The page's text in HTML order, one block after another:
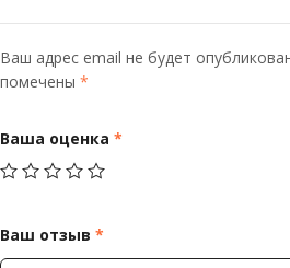
Ваш адрес email не будет
помечены *
Ваша оценка *
Ваш отзыв *